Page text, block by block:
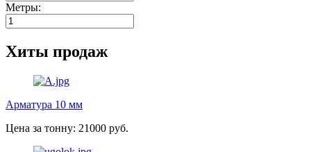
Метры:
Хиты продаж
Арматура 10 мм
Цена за тонну: 21000 руб.